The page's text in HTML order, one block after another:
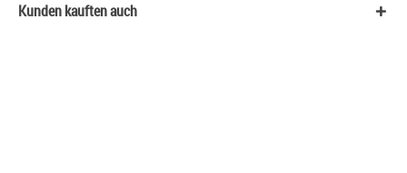
Kunden kauften auch